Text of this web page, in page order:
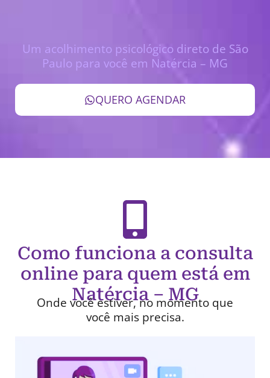
Um acolhimento psicológico direto de São
Paulo para você em Natércia – MG
QUERO AGENDAR
Como funciona a consulta
online para quem está em
Natércia – MG
Onde você estiver, no momento que
você mais precisa.